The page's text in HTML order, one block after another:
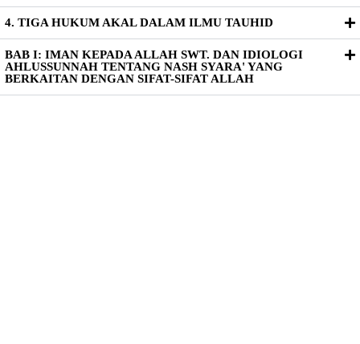
4. TIGA HUKUM AKAL DALAM ILMU TAUHID
BAB I: IMAN KEPADA ALLAH SWT. DAN IDIOLOGI
AHLUSSUNNAH TENTANG NASH SYARA' YANG
BERKAITAN DENGAN SIFAT-SIFAT ALLAH